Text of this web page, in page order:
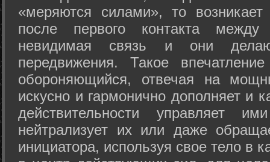
«меряются силами», то возникает
после первого контакта
невидимая связь и они
передвижения. Такое
обороняющийся, отвечая на
искусно и гармонично дополняет и
действительности управляет
нейтрализует их или даже
инициатора, используя свое тело в